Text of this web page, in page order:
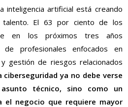
inteligencia artificial está creando
talento. El 63 por ciento de los
en los próximos tres años
de profesionales enfocados en
gestión de riesgos relacionados
ciberseguridad ya no debe verse
técnico, sino como un
el negocio que requiere mayor